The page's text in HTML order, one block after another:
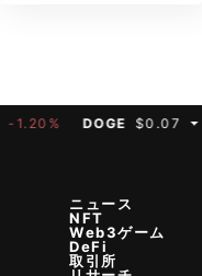
DOGE $0.07 -0.80%
ニュース
NFT
Web3ゲーム
DeFi
取引所